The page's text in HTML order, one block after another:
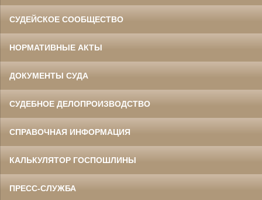
СУДЕЙСКОЕ СООБЩЕСТВО
НОРМАТИВНЫЕ АКТЫ
ДОКУМЕНТЫ СУДА
СУДЕБНОЕ ДЕЛОПРОИЗВОДСТВО
СПРАВОЧНАЯ ИНФОРМАЦИЯ
КАЛЬКУЛЯТОР ГОСПОШЛИНЫ
ПРЕСС-СЛУЖБА